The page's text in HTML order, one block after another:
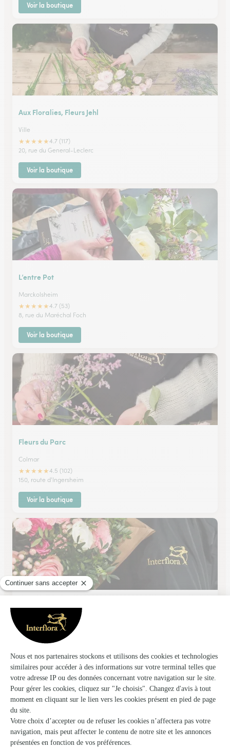
Voir la boutique
Aux Floralies, Fleurs Jehl
Ville
★★★★★4.7 (117)
20, rue du General-Leclerc
Voir la boutique
L’entre Pot
Marckolsheim
★★★★★4.7 (53)
8, rue du Maréchal Foch
Voir la boutique
Fleurs du Parc
Colmar
★★★★★4.5 (102)
150, route d'Ingersheim
Voir la boutique
Fleurs & Prestige
Colmar
★★
4.9 (127)
8, rue Golbéry
Voir la boutique